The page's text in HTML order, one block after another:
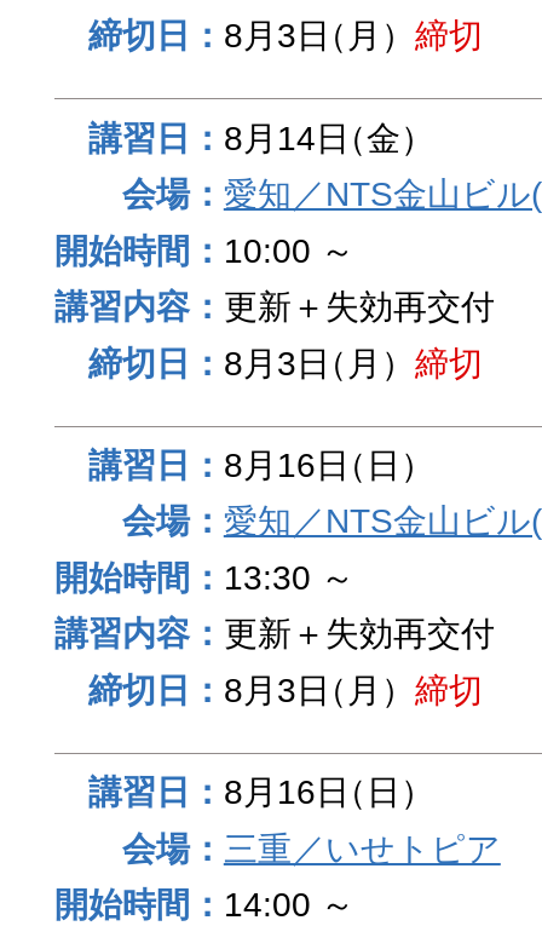
8月3日（月） 締切
8月14日（金）
愛知／NTS金山ビ
10:00 ～
更新＋失効再交付
8月3日（月） 締切
8月16日（日）
愛知／NTS金山ビ
13:30 ～
更新＋失効再交付
8月3日（月） 締切
8月16日（日）
三重／いせトピア
14:00 ～